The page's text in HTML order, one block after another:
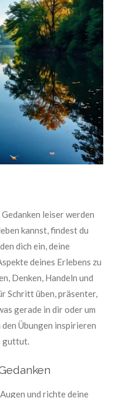
leiser werden
kannst, findest du
dich ein, deine
deines Erlebens zu
Denken, Handeln und
Schritt üben, präsenter,
gerade in dir oder um
Übungen inspirieren
guttut.
und richte deine